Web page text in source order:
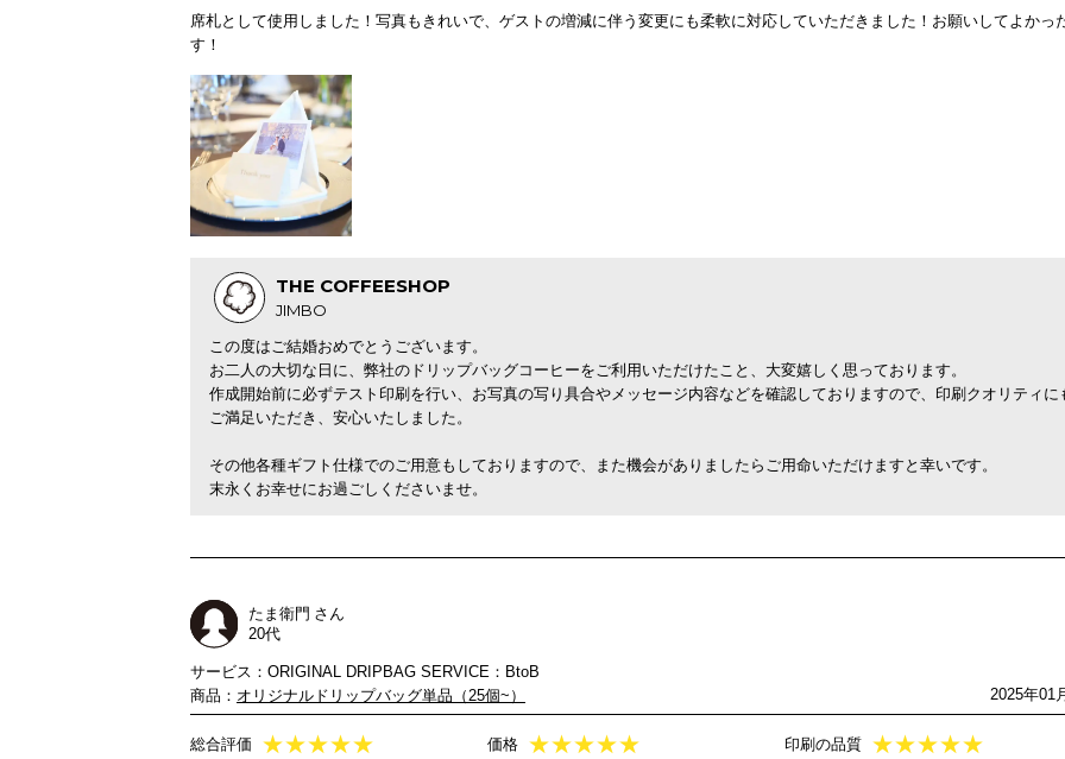
席札として使用しました！写真もきれいで、ゲストの増減に伴う変更にも柔軟に対応していただきました！お願いしてよかっ
す！
THE COFFEESHOP
JIMBO
この度はご結婚おめでとうございます。
お二人の大切な日に、弊社のドリップバッグコーヒーをご利用いただけたこと、大変嬉しく思っております。
作成開始前に必ずテスト印刷を行い、お写真の写り具合やメッセージ内容などを確認しておりますので、印刷クオリティに
ご満足いただき、安心いたしました。
その他各種ギフト仕様でのご用意もしておりますので、また機会がありましたらご用命いただけますと幸いです。
末永くお幸せにお過ごしくださいませ。
たま衛門 さん
20代
サービス：ORIGINAL DRIPBAG SERVICE：BtoB
商品： オリジナルドリップバッグ単品（25個~） 2025年01
総合評価 ★★★★★ 価格 ★★★★★ 印刷の品質 ★★★★★